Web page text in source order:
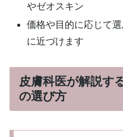
やゼオスキン
価格や目的に応じて
に近づけます
皮膚科医が解説す
の選び方